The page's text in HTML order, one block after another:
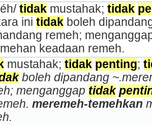
tidak mustahak; tidak
ini tidak boleh
remeh;
keadaan remeh.
mustahak; tidak penting;
boleh dipandang
menganggap tidak
meremeh-temehkan